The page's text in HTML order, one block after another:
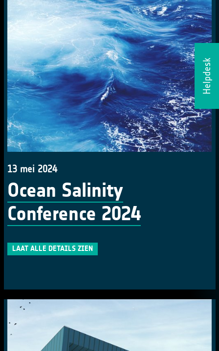
Helpdesk
13 mei 2024
Ocean Salinity
Conference 2024
LAAT ALLE DETAILS ZIEN